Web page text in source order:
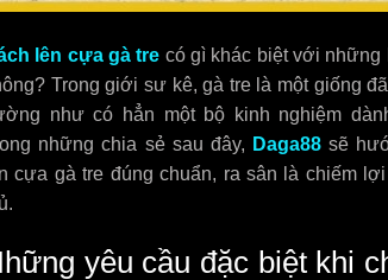
lên cựa gà tre có gì khác biệt với những
Trong giới sư kê, gà tre là một giống
như có hẳn một bộ kinh nghiệm
những chia sẻ sau đây, Daga88 sẽ
cựa gà tre đúng chuẩn, ra sân là chiếm
yêu cầu đặc biệt khi